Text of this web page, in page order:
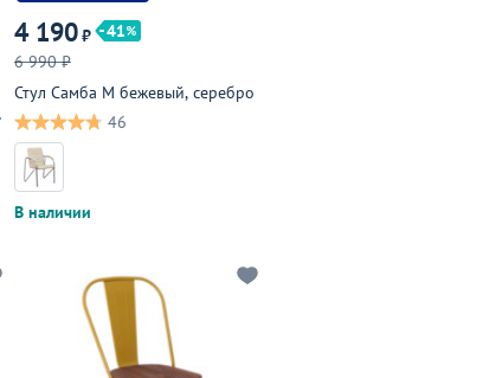
4 190₽
41
6 990 ₽
Стул Самба М бежевый, серебро
46
В наличии